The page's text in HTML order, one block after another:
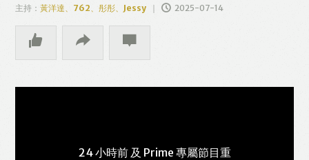
主持：黃洋達、762、彤彤、Jessy 2025-07-14
24 小時前 及 Prime 專屬節目重